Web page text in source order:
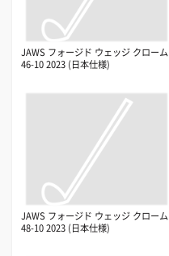
JAWS フォージド ウェッジ クローム
46-10 2023 (日本仕様)
JAWS フォージド ウェッジ クローム
48-10 2023 (日本仕様)